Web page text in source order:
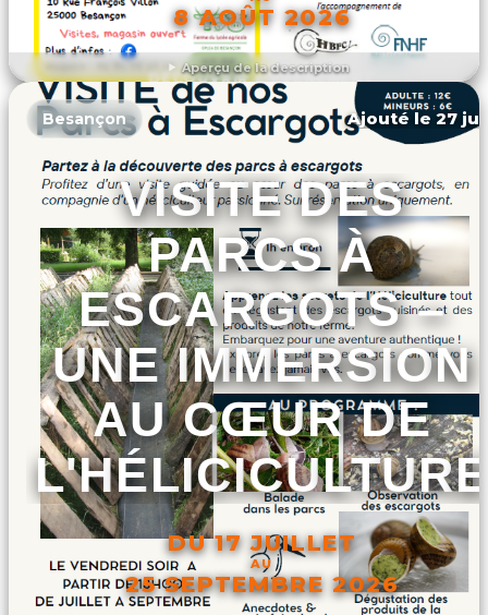
Aperçu de la description
8 AOÛT 2026
DÉCOUVRIR L'ÉVÉNEMENT
Besançon Ajouté le 27
VISITE DES
PARCS À
ESCARGOTS –
UNE IMMERSION
AU CŒUR DE
L'HÉLICICULTURE
DU 17 JUILLET
AU
25 SEPTEMBRE 2026